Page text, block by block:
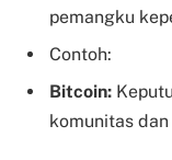
pemangku
Contoh:
Bitcoin:
komunitas